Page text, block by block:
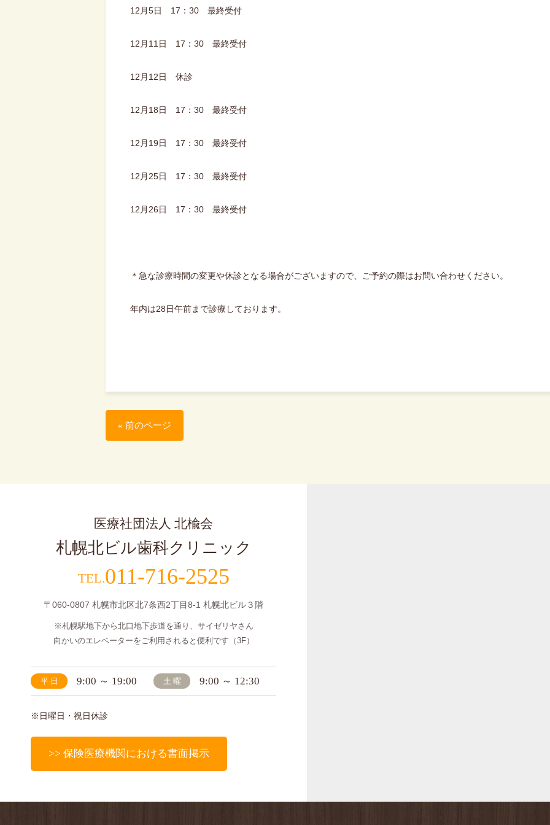
12月5日 17：30 最終受付
12月11日 17：30 最終受付
12月12日 休診
12月18日 17：30 最終受付
12月19日 17：30 最終受付
12月25日 17：30 最終受付
12月26日 17：30 最終受付
＊急な診療時間の変更や休診となる場合がございますので、ご予約の際はお問い合わせください。
年内は28日午前まで診療しております。
« 前のページ
医療社団法人 北楡会
札幌北ビル歯科クリニック
011-716-2525
〒060-0807 札幌市北区北7条西2丁目8-1 札幌北ビル３階
※札幌駅地下から北口地下歩道を通り、サイゼリヤさん
向かいのエレベーターをご利用されると便利です（3F）
平日 9:00 ～ 19:00 土曜 9:00 ～ 12:30
※日曜日・祝日休診
>> 保険医療機関における書面掲示